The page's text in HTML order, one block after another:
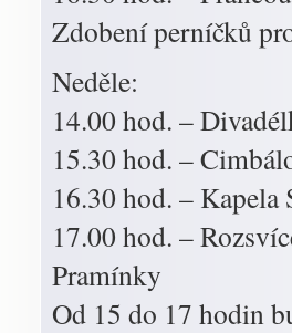
Zdobení perníčků
Neděle:
14.00 hod. –
15.30 hod. –
16.30 hod. – Kapela
17.00 hod. –
Pramínky
Od 15 do 17 hodin